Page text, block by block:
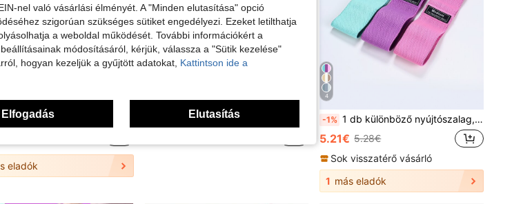
eladók
4
-1% 1 db különböző nyújtószalag, ellenállás-szalag edzéshez, fitnesz edzőtermi kiegészítőkhöz
5.21€ 5.28€
Sok visszatérő vásárló
1 más eladók
nel való vásárlási élményét. A "Minden elutasítása" opció
szigorúan szükséges sütiket engedélyezi. Ezeket letilthatja
a weboldal működését. További információkért a
módosításáról, kérjük, válassza a "Sütik kezelése"
hogyan kezeljük a gyűjtött adatokat, Kattintson ide a
Elfogadás Elutasítás